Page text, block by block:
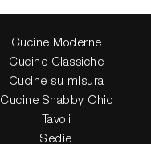
Cucine Moderne
Cucine Classiche
Cucine su misura
Cucine Shabby Chic
Tavoli
Sedie